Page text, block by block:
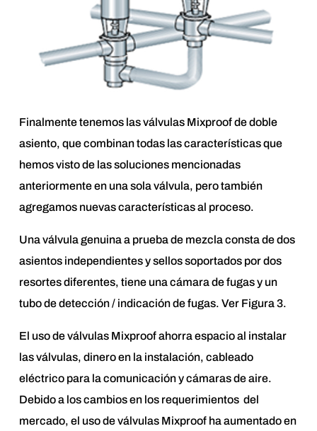
Finalmente tenemos las válvulas Mixproof de doble
asiento, que combinan todas las características que
hemos visto de las soluciones mencionadas
anteriormente en una sola válvula, pero también
agregamos nuevas características al proceso.
Una válvula genuina a prueba de mezcla consta de dos
asientos independientes y sellos soportados por dos
resortes diferentes, tiene una cámara de fugas y un
tubo de detección / indicación de fugas. Ver Figura 3.
El uso de válvulas Mixproof ahorra espacio al instalar
las válvulas, dinero en la instalación, cableado
eléctrico para la comunicación y cámaras de aire.
Debido a los cambios en los requerimientos del
mercado, el uso de válvulas Mixproof ha aumentado en